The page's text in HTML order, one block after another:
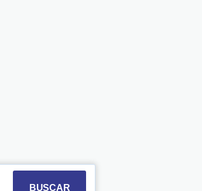
and select a date. Press the
the calendar and select a date.
BUSCAR